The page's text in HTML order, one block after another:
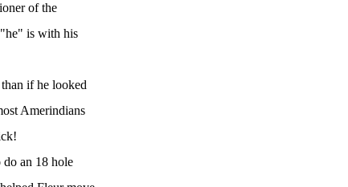
of the
"he" is with his
if he looked
Amerindians
an 18 hole